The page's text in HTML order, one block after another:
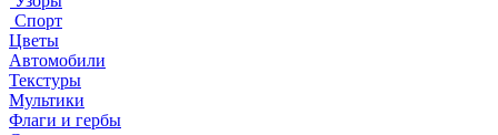
Спорт
Цветы
Автомобили
Текстуры
Мультики
Флаги и гербы